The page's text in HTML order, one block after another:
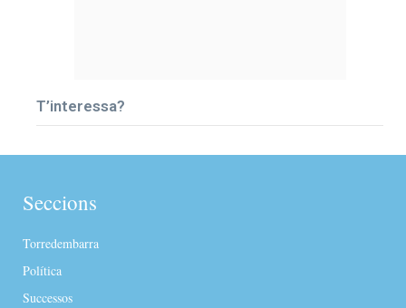
T’interessa?
Seccions
Torredembarra
Política
Successos